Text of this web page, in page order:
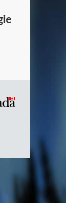
Canada